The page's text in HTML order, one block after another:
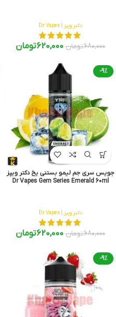
دکتر ویپز | Dr Vapes
680,000تومان 620,000تومان
-9%
جویس سری جم لیمو بستنی یخ دکتر ویپز
Dr Vapes Gem Series Emerald 60ml
دکتر ویپز | Dr Vapes
680,000تومان 620,000تومان
-9%